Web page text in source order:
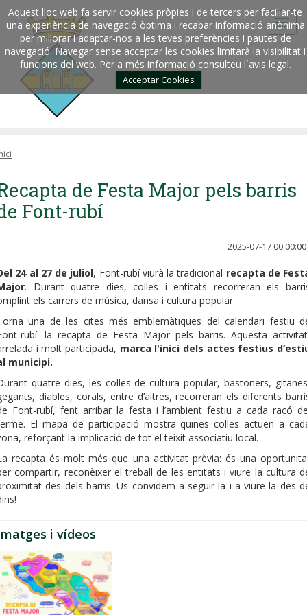
Aquest lloc web fa servir cookies pròpies i de tercers per faciliar-te
una experiència de navegació òptima i recabar informació anònima
per millorar i adaptar-nos a les teves preferències i pautes de
navegació. Navegar sense acceptar les cookies limitarà la visibilitat i
funcions del web. Per a més informació consulteu l´avis legal.
Acceptar Cookies
de Festa Major pels barris
Font-rubí
2025-07-17 00:00:00
24 al 27 de juliol, Font-rubí viurà la tradicional recapta de
. Durant quatre dies, colles i entitats recorreran els
els carrers de música, dansa i cultura popular.
una de les cites més emblemàtiques del calendari festiu
rubí: la recapta de Festa Major pels barris. Aquesta
i molt participada, marca l'inici dels actes festius
municipi.
quatre dies, les colles de cultura popular, bastoners,
diables, corals, entre d’altres, recorreran els diferents
Font-rubí, fent arribar la festa i l’ambient festiu a cada racó
El mapa de participació mostra quines colles actuen a
reforçant la implicació de tot el teixit associatiu local.
recapta és molt més que una activitat prèvia: és una
compartir, reconèixer el treball de les entitats i viure la cultura
des dels barris. Us convidem a seguir-la i a viure-la des
i vídeos